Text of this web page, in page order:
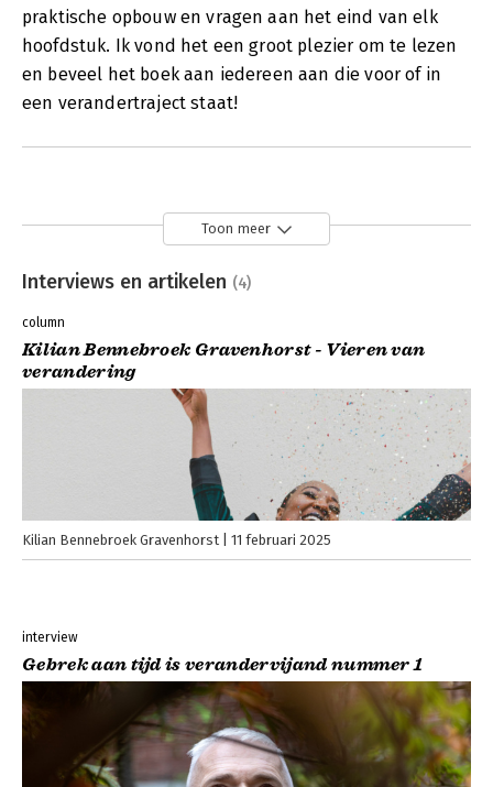
praktische opbouw en vragen aan het eind van elk
hoofdstuk. Ik vond het een groot plezier om te lezen
en beveel het boek aan iedereen aan die voor of in
een verandertraject staat!
Toon meer
Interviews en artikelen (4)
column
Kilian Bennebroek Gravenhorst - Vieren van
verandering
Kilian Bennebroek Gravenhorst 11 februari 2025
interview
Gebrek aan tijd is verandervijand nummer 1